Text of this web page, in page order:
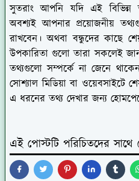
সুতরাং আপনি যদি এই
অবশ্যই আপনার প্রয়োজনীয়
রাখবেন। অথবা বন্ধুদের কাছে
উপকারিতা গুলো তারা সকলেই
তথ্যগুলো সম্পর্কে না জেনে
সোশ্যাল মিডিয়া বা ওয়েবসাইটে
এ ধরনের তথ্য দেখার জন্য
এই পোস্টটি পরিচিতদের